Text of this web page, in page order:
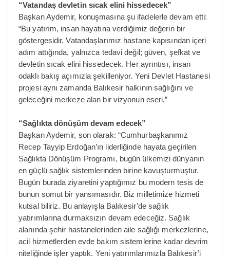
“Vatandaş devletin sıcak elini hissedecek”
Başkan Aydemir, konuşmasına şu ifadelerle devam etti:
“Bu yatırım, insan hayatına verdiğimiz değerin bir
göstergesidir. Vatandaşlarımız hastane kapısından içeri
adım attığında, yalnızca tedavi değil; güven, şefkat ve
devletin sıcak elini hissedecek. Her ayrıntısı, insan
odaklı bakış açımızla şekilleniyor. Yeni Devlet Hastanesi
projesi aynı zamanda Balıkesir halkının sağlığını ve
geleceğini merkeze alan bir vizyonun eseri.”
“Sağlıkta dönüşüm devam edecek”
Başkan Aydemir, son olarak: “Cumhurbaşkanımız
Recep Tayyip Erdoğan’ın liderliğinde hayata geçirilen
Sağlıkta Dönüşüm Programı, bugün ülkemizi dünyanın
en güçlü sağlık sistemlerinden birine kavuşturmuştur.
Bugün burada ziyaretini yaptığımız bu modern tesis de
bunun somut bir yansımasıdır. Biz milletimize hizmeti
kutsal biliriz. Bu anlayışla Balıkesir’de sağlık
yatırımlarına durmaksızın devam edeceğiz. Sağlık
alanında şehir hastanelerinden aile sağlığı merkezlerine,
acil hizmetlerden evde bakım sistemlerine kadar devrim
niteliğinde işler yaptık. Yeni yatırımlarımızla Balıkesir’i